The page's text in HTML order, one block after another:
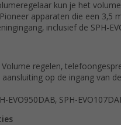
kun je het
apparaten die een 3,5
inclusief de SPH-
Volume regelen,
op de ingang van
EVO950DAB, SPH-